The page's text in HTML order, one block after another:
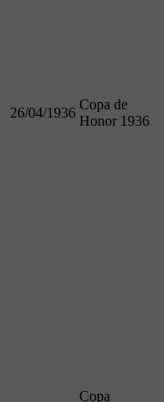
26/04/1936
Copa de
Honor 1936
Copa